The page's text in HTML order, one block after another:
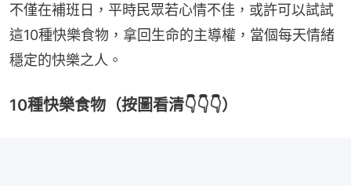
不僅在補班日，平時民眾若心情不佳，或許可以試試
這10種快樂食物，拿回生命的主導權，當個每天情緒
穩定的快樂之人。
10種快樂食物（按圖看清👇👇👇）